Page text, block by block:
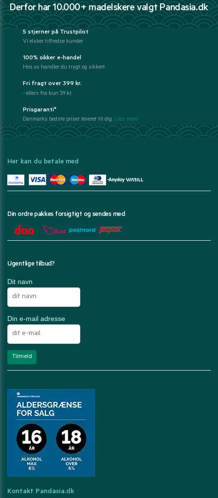
Derfor har 10.000+ madelskere valgt Pandasia.dk
5 stjerner på Trustpilot
Vi elsker tilfredse kunder
100% sikker e-handel
Hos os handler du trygt og sikkert
Fri fragt over 399 kr.
- ellers fra kun 39 kr.
Prisgaranti*
Danmarks bedste priser leveret til dig. Læs mere
Her kan du betale med
Din ordre pakkes forsigtigt og sendes med
Ugentlige tilbud?
Dit navn
Din e-mail adresse
Kontakt Pandasia.dk